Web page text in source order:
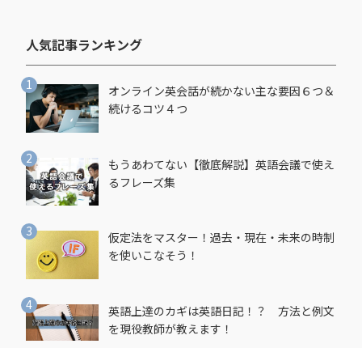
人気記事ランキング​
オンライン英会話が続かない主な要因６つ＆
続けるコツ４つ
もうあわてない【徹底解説】英語会議で使え
るフレーズ集
仮定法をマスター！過去・現在・未来の時制
を使いこなそう！
英語上達のカギは英語日記！？ 方法と例文
を現役教師が教えます！